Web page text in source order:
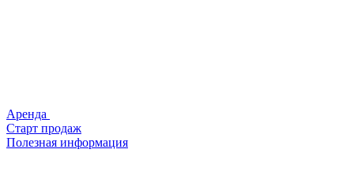
Аренда
Старт продаж
Полезная информация